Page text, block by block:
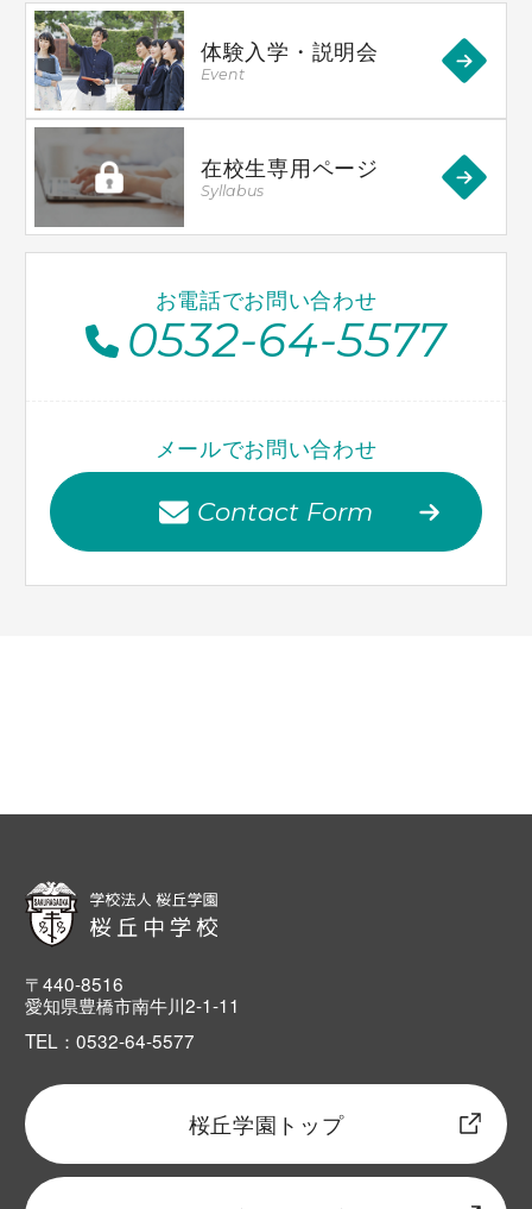
体験入学・説明会
Event
在校生専用ページ
Syllabus
お電話でお問い合わせ
0532-64-5577
メールでお問い合わせ
Contact Form
〒440-8516
愛知県豊橋市南牛川2-1-11
TEL：0532-64-5577
桜丘学園トップ